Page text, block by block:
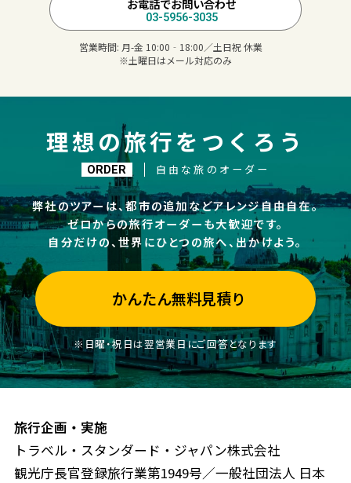
お電話でお問い合わせ
03-5956-3035
営業時間: 月-金 10:00‐18:00／土日祝 休業
※土曜日はメール対応のみ
理想の旅行をつくろう
ORDER 自由な旅のオーダー
弊社のツアーは、都市の追加などアレンジ自由自在。
ゼロからの旅行オーダーも大歓迎です。
自分だけの、世界にひとつの旅へ、出かけよう。
かんたん無料見積り
※日曜・祝日は翌営業日にご回答となります
旅行企画・実施
トラベル・スタンダード・ジャパン株式会社
観光庁長官登録旅行業第1949号／一般社団法人 日本